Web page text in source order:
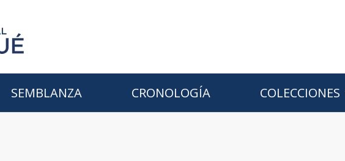
SEMBLANZA CRONOLOGÍA COLECCIONES